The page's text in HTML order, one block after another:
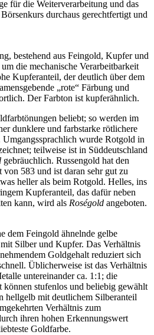
für die Weiterverarbeitung und das
durchaus gerechtfertigt und
bestehend aus Feingold, Kupfer und
die mechanische Verarbeitbarkeit
Kupferanteil, der deutlich über dem
„rote“ Färbung und
Der Farbton ist kupferähnlich.
beliebt; so werden im
dunklere und farbstarke rötlichere
wurde Rotgold in
teilweise ist in Süddeutschland
gebräuchlich. Russengold hat den
583 und ist daran sehr gut zu
heller als beim Rotgold. Helles, ins
Kupferanteil, das dafür neben
kann, wird als Roségold angeboten.
dem Feingold ähnelnde gelbe
Silber und Kupfer. Das Verhältnis
Goldgehalt reduziert sich
Üblicherweise ist das Verhältnis
untereinander ca. 1:1; die
können stufenlos und beliebig gewählt
hellgelb mit deutlichem Silberanteil
Verhältnis zum
ihren hohen Erkennungswert
Goldfarbe.